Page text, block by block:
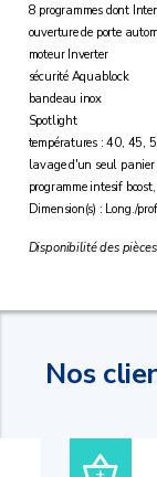
8 programmes dont
ouverture de porte
moteur Inverter
sécurité Aquablock
bandeau inox
Spotlight
températures : 40, 45,
lavage d'un seul panier
programme intesif
Dimension(s) : Long./
Disponibilité des
Nos